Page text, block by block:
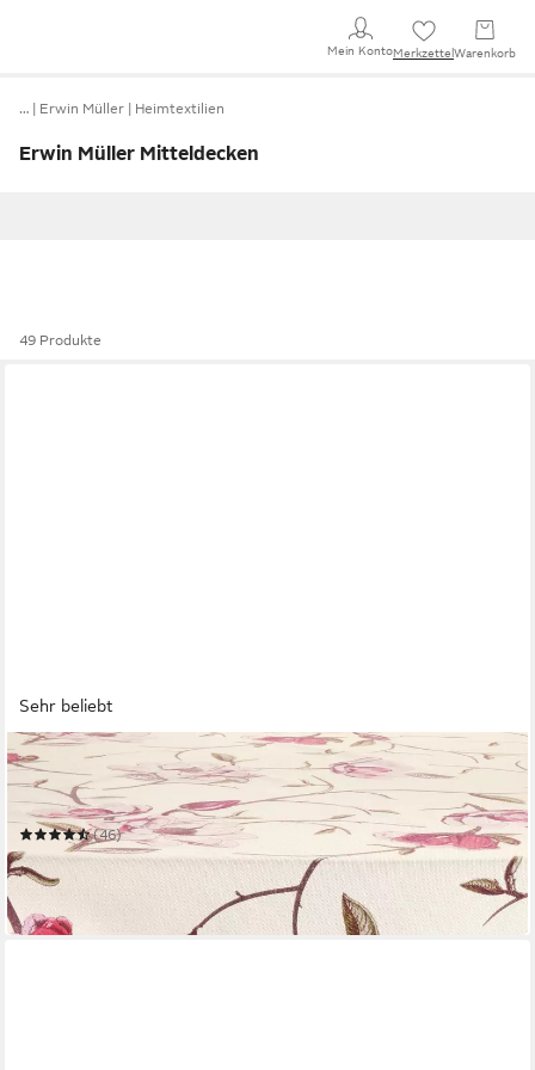
Mein KontoMerkzettel Warenkorb
… Erwin Müller Heimtextilien
Erwin Müller Mitteldecken
49 Produkte
Sehr beliebt
ERWIN MÜLLER
Mitteldecke Mitteldecke "Magnolie"
Mehrere Größen
(46)
ab 21,95 € 28,95 €
-24%
in 2-3 Werktagen bei dir